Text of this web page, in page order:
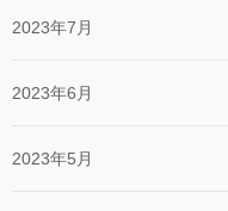
2023年7月
2023年6月
2023年5月